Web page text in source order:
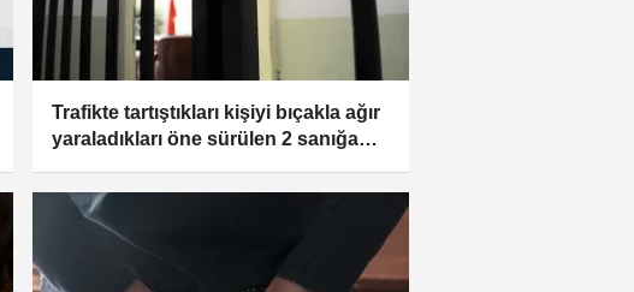
Trafikte tartıştıkları kişiyi bıçakla ağır
yaraladıkları öne sürülen 2 sanığa